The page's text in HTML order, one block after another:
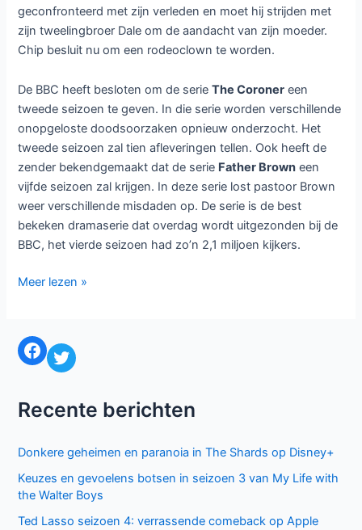
geconfronteerd met zijn verleden en moet hij strijden met
zijn tweelingbroer Dale om de aandacht van zijn moeder.
Chip besluit nu om een rodeoclown te worden.
De BBC heeft besloten om de serieThe Coroner een
tweede seizoen te geven. In die serie worden verschillende
onopgeloste doodsoorzaken opnieuw onderzocht. Het
tweede seizoen zal tien afleveringen tellen. Ook heeft de
zender bekendgemaakt dat de serie Father Brown een
vijfde seizoen zal krijgen. In deze serie lost pastoor Brown
weer verschillende misdaden op. De serie is de best
bekeken dramaserie dat overdag wordt uitgezonden bij de
BBC, het vierde seizoen had zo’n 2,1 miljoen kijkers.
Tweede
Superstore,
Baskets,
vijfde
Father
Brown
Meer lezen »
Facebook Twitter
Recente berichten
Donkere geheimen en paranoia in The Shards op Disney+
Keuzes en gevoelens botsen in seizoen 3 van My Life with
the Walter Boys
Ted Lasso seizoen 4: verrassende comeback op Apple